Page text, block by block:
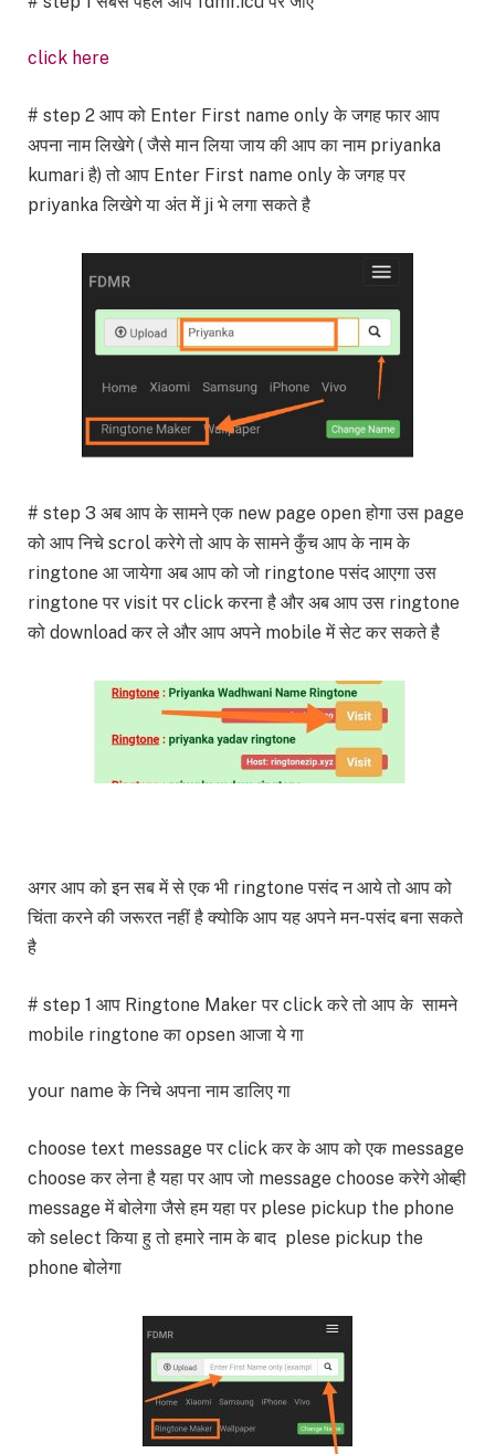
click here
# step 2 आप को Enter First name only के जगह फार आप
अपना नाम लिखेगे ( जैसे मान लिया जाय की आप का नाम priyanka
kumari है) तो आप Enter First name only के जगह पर
priyanka लिखेगे या अंत में ji भे लगा सकते है
# step 3 अब आप के सामने एक new page open होगा उस page
को आप निचे scrol करेगे तो आप के सामने कुँच आप के नाम के
ringtone आ जायेगा अब आप को जो ringtone पसंद आएगा उस
ringtone पर visit पर click करना है और अब आप उस ringtone
को download कर ले और आप अपने mobile में सेट कर सकते है
अगर आप को इन सब में से एक भी ringtone पसंद न आये तो आप को
चिंता करने की जरूरत नहीं है क्योकि आप यह अपने मन-पसंद बना सकते
है
# step 1 आप Ringtone Maker पर click करे तो आप के सामने
mobile ringtone का opsen आजा ये गा
your name के निचे अपना नाम डालिए गा
choose text message पर click कर के आप को एक message
choose कर लेना है यहा पर आप जो message choose करेगे ओब्ही
message में बोलेगा जैसे हम यहा पर plese pickup the phone
को select किया हु तो हमारे नाम के बाद plese pickup the
phone बोलेगा